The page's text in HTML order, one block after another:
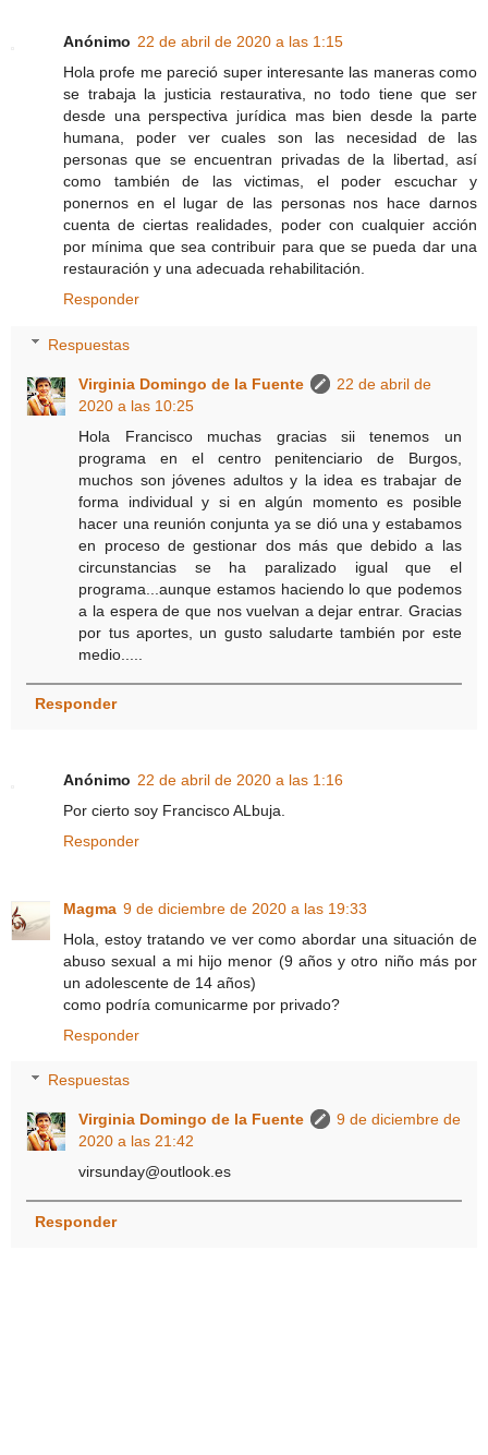
Anónimo 22 de abril de 2020 a las 1:15
Hola profe me pareció super interesante las maneras como
se trabaja la justicia restaurativa, no todo tiene que ser
desde una perspectiva jurídica mas bien desde la parte
humana, poder ver cuales son las necesidad de las
personas que se encuentran privadas de la libertad, así
como también de las victimas, el poder escuchar y
ponernos en el lugar de las personas nos hace darnos
cuenta de ciertas realidades, poder con cualquier acción
por mínima que sea contribuir para que se pueda dar una
restauración y una adecuada rehabilitación.
Responder
Respuestas
Virginia Domingo de la Fuente
22 de abril de
2020 a las 10:25
Hola Francisco muchas gracias sii tenemos un
programa en el centro penitenciario de Burgos,
muchos son jóvenes adultos y la idea es trabajar de
forma individual y si en algún momento es posible
hacer una reunión conjunta ya se dió una y estabamos
en proceso de gestionar dos más que debido a las
circunstancias se ha paralizado igual que el
programa...aunque estamos haciendo lo que podemos
a la espera de que nos vuelvan a dejar entrar. Gracias
por tus aportes, un gusto saludarte también por este
medio.....
Responder
Anónimo 22 de abril de 2020 a las 1:16
Por cierto soy Francisco ALbuja.
Responder
Magma 9 de diciembre de 2020 a las 19:33
Hola, estoy tratando ve ver como abordar una situación de
abuso sexual a mi hijo menor (9 años y otro niño más por
un adolescente de 14 años)
como podría comunicarme por privado?
Responder
Respuestas
Virginia Domingo de la Fuente
9 de diciembre de
2020 a las 21:42
virsunday@outlook.es
Responder